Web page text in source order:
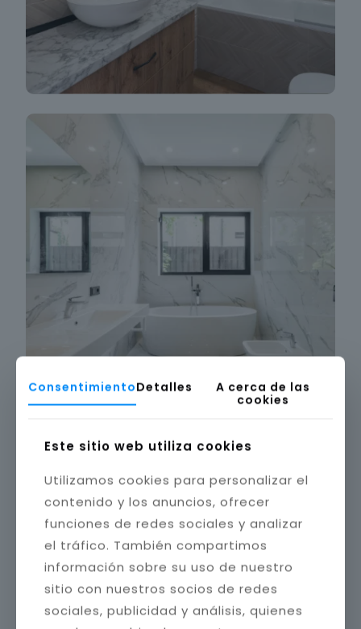
ConsentimientoDetalles
A cerca de las
cookies
Este sitio web utiliza cookies
Utilizamos cookies para personalizar el
contenido y los anuncios, ofrecer
funciones de redes sociales y analizar
el tráfico. También compartimos
información sobre su uso de nuestro
sitio con nuestros socios de redes
sociales, publicidad y análisis, quienes